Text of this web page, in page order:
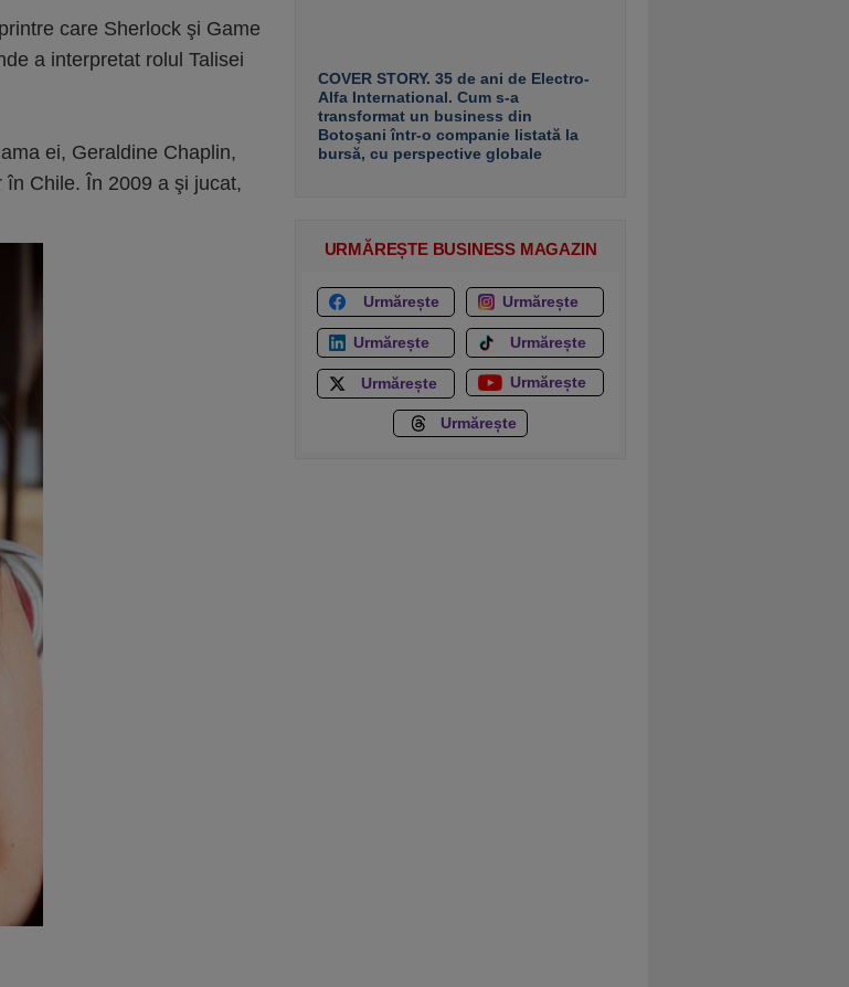
care Sherlock şi Game
a interpretat rolul Talisei
ei, Geraldine Chaplin,
Chile. În 2009 a şi jucat,
COVER STORY. 35 de ani de Electro-
Alfa International. Cum s-a
transformat un business din
Botoşani într-o companie listată la
bursă, cu perspective globale
URMĂREȘTE BUSINESS MAGAZIN
Urmărește Urmărește
Urmărește Urmărește
Urmărește Urmărește
Urmărește